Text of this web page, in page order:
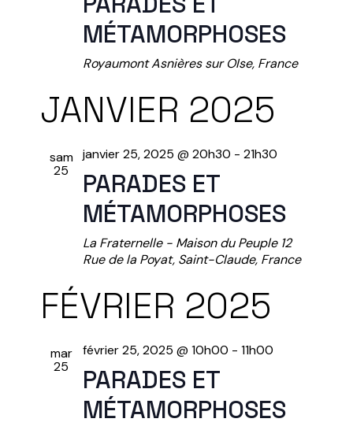
V
È
N
E
M
E
N
T
S
MÉTAMORPHOSES
RoyaumontAsnières sur OIse, France
JANVIER 2025
sam
25
janvier 25, 2025 @ 20h30 - 21h30
PARADES ET
MÉTAMORPHOSES
La Fraternelle - Maison du Peuple 12
Rue de la Poyat, Saint-Claude, France
FÉVRIER 2025
mar
25
février 25, 2025 @ 10h00 - 11h00
PARADES ET
MÉTAMORPHOSES